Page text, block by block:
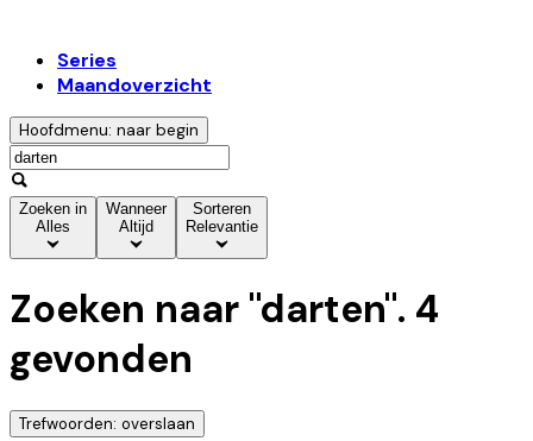
Series
Maandoverzicht
Hoofdmenu: naar begin
Zoeken in
Alles
Wanneer
Altijd
Sorteren
Relevantie
Zoeken naar "darten". 4
gevonden
Trefwoorden: overslaan